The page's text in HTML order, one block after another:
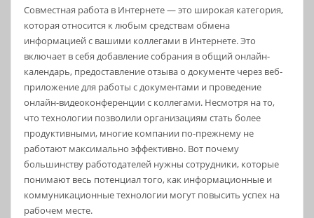
Совместная работа в Интернете — это широкая категория,
которая относится к любым средствам обмена
информацией с вашими коллегами в Интернете. Это
включает в себя добавление собрания в общий онлайн-
календарь, предоставление отзыва о документе через веб-
приложение для работы с документами и проведение
онлайн-видеоконференции с коллегами. Несмотря на то,
что технологии позволили организациям стать более
продуктивными, многие компании по-прежнему не
работают максимально эффективно. Вот почему
большинству работодателей нужны сотрудники, которые
понимают весь потенциал того, как информационные и
коммуникационные технологии могут повысить успех на
рабочем месте.